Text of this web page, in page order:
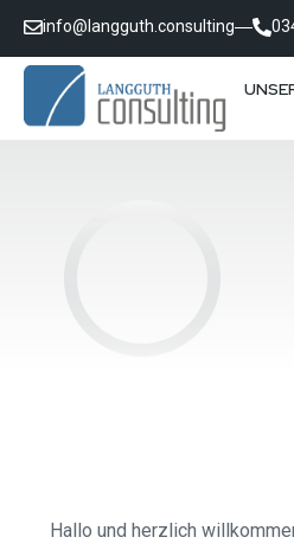
info@langguth.consulting
Hallo und herzlich